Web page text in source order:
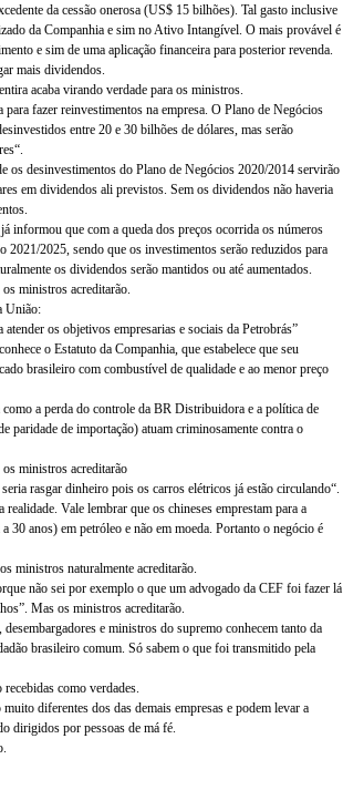
da cessão onerosa (US$ 15 bilhões). Tal gasto inclusive
da Companhia e sim no Ativo Intangível. O mais provável é
e sim de uma aplicação financeira para posterior revenda.
mais dividendos.
acaba virando verdade para os ministros.
para fazer reinvestimentos na empresa. O Plano de Negócios
entre 20 e 30 bilhões de dólares, mas serão
“.
os desinvestimentos do Plano de Negócios 2020/2014 servirão
em dividendos ali previstos. Sem os dividendos não haveria
informou que com a queda dos preços ocorrida os números
2021/2025, sendo que os investimentos serão reduzidos para
os dividendos serão mantidos ou até aumentados.
ministros acreditarão.
União:
atender os objetivos empresarias e sociais da Petrobrás”
o Estatuto da Companhia, que estabelece que seu
brasileiro com combustível de qualidade e ao menor preço
a perda do controle da BR Distribuidora e a política de
paridade de importação) atuam criminosamente contra o
ministros acreditarão
rasgar dinheiro pois os carros elétricos já estão circulando“.
realidade. Vale lembrar que os chineses emprestam para a
30 anos) em petróleo e não em moeda. Portanto o negócio é
ministros naturalmente acreditarão.
não sei por exemplo o que um advogado da CEF foi fazer lá
Mas os ministros acreditarão.
e ministros do supremo conhecem tanto da
brasileiro comum. Só sabem o que foi transmitido pela
como verdades.
diferentes dos das demais empresas e podem levar a
dirigidos por pessoas de má fé.